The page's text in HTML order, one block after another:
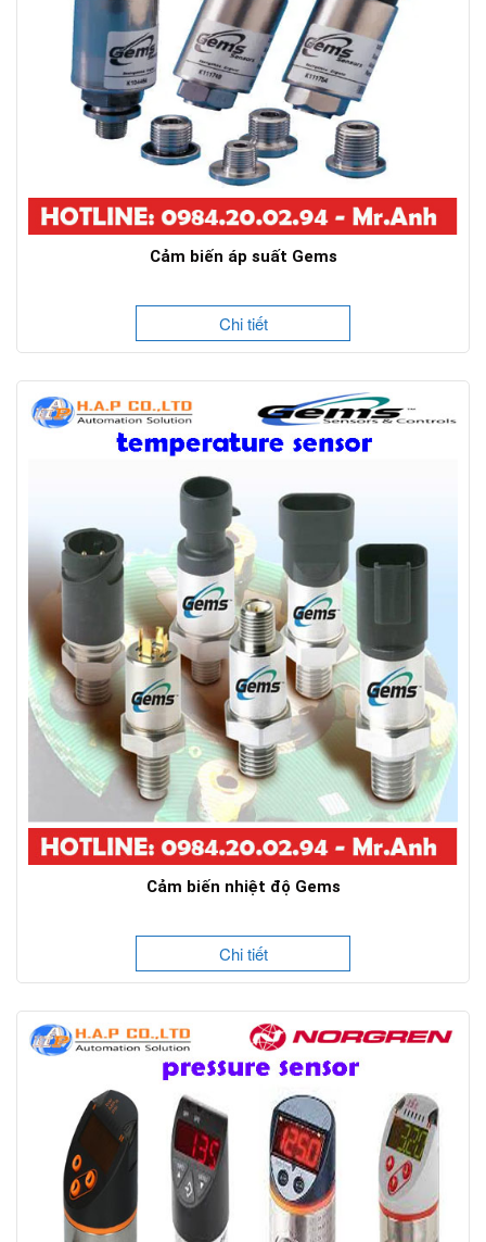
Cảm biến áp suất Gems
Chi tiết
Cảm biến nhiệt độ Gems
Chi tiết